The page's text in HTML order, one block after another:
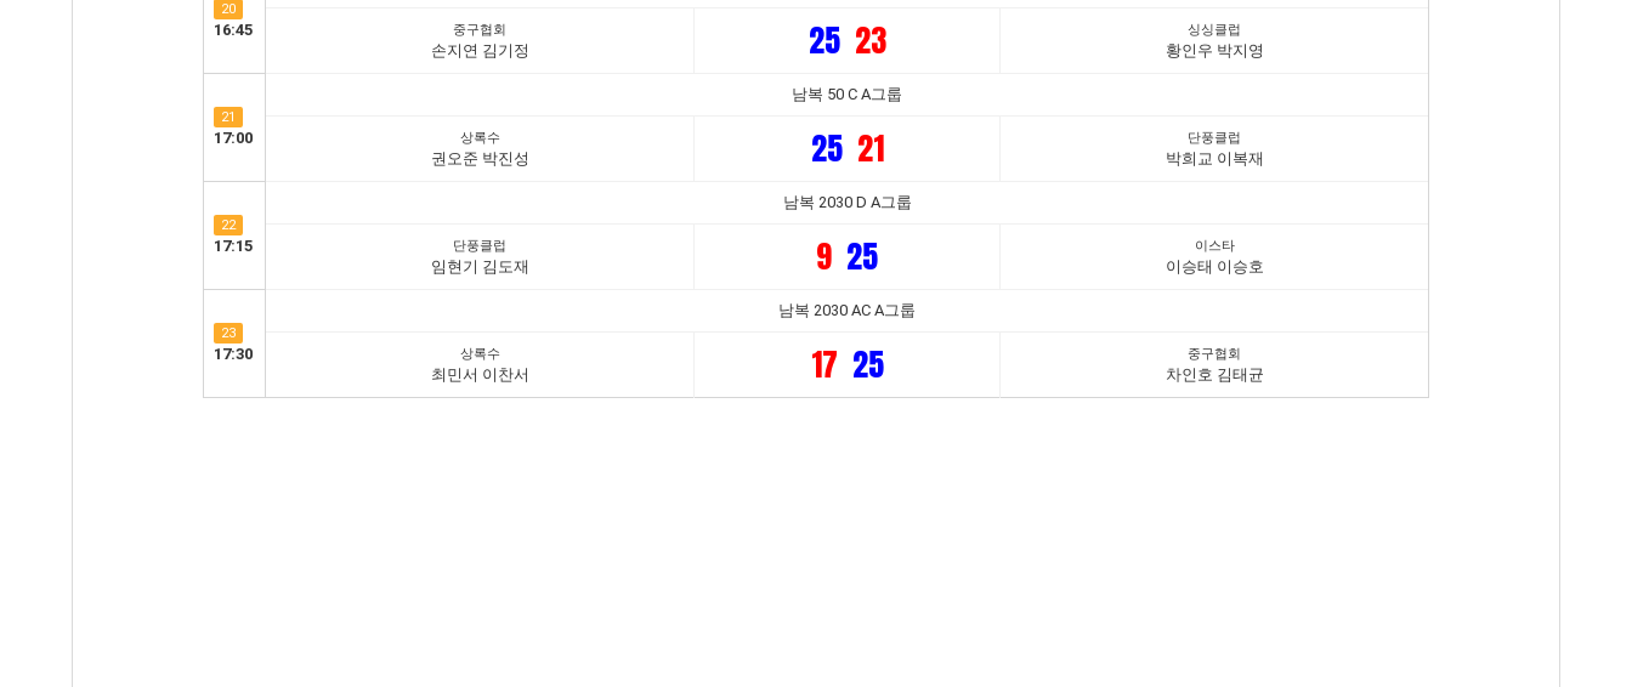
20
16:45 중구협회
손지연 김기정 25 23 싱싱클럽
황인우 박지영
21
17:00
남복 50 C A그룹
상록수
권오준 박진성 25 21 단풍클럽
박희교 이복재
22
17:15
남복 2030 D A그룹
단풍클럽
임현기 김도재 9 25 이스타
이승태 이승호
23
17:30
남복 2030 AC A그룹
상록수
최민서 이찬서 17 25 중구협회
차인호 김태균